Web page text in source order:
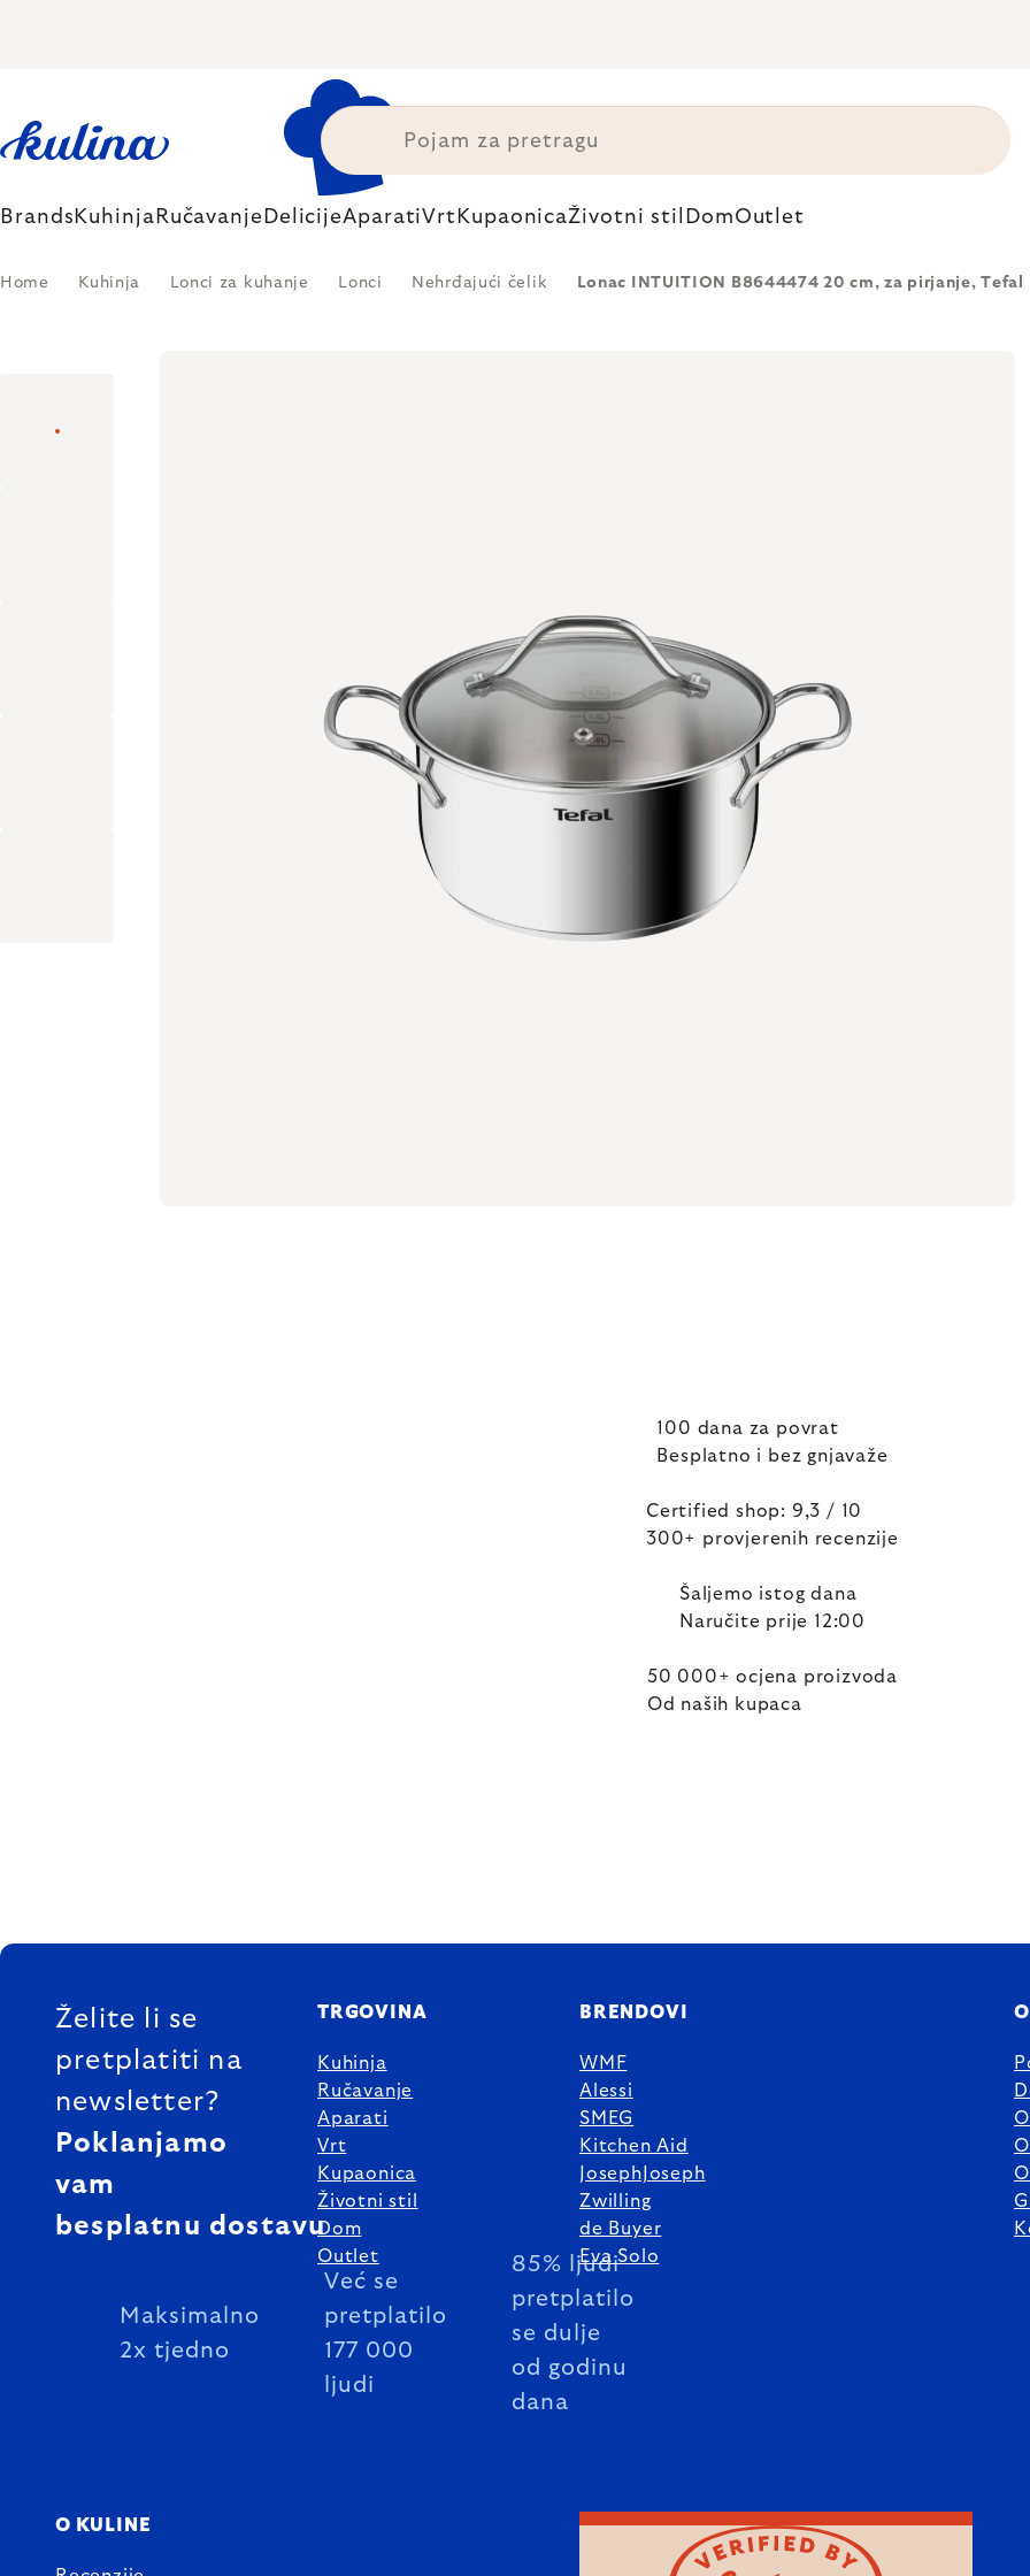
Brands Kuhinja Ručavanje DelicijeAparatiVrt KupaonicaŽivotni stil DomOutlet
Home Kuhinja Lonci za kuhanje Lonci Nehrđajući čelik Lonac INTUITION B8644474 20 cm, za pirjanje, Tefal
100 dana za povrat
Besplatno i bez gnjavaže
Certified shop: 9,3 / 10
300+ provjerenih recenzije
Šaljemo istog dana
Naručite prije 12:00
50 000+ ocjena proizvoda
Od naših kupaca
FOOTER
Želite li se
pretplatiti na
newsletter?
Poklanjamo
vam
besplatnu dostavu
Maksimalno
2x tjedno
Već se
pretplatilo
177 000
ljudi
85% ljudi
pretplatilo
se dulje
od godinu
dana
TRGOVINA
Kuhinja
Ručavanje
Aparati
Vrt
Kupaonica
Životni stil
Dom
Outlet
BRENDOVI
WMF
Alessi
SMEG
Kitchen Aid
JosephJoseph
Zwilling
de Buyer
Eva Solo
O KULINE